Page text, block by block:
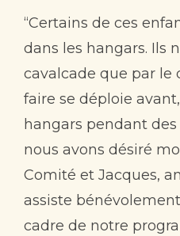
“Certains de ces
dans les hangars. Ils
cavalcade que par le
faire se déploie
hangars pendant des
nous avons désiré
Comité et Jacques,
assiste
cadre de notre